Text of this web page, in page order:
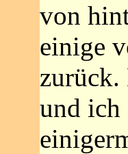
von
einige
und ich